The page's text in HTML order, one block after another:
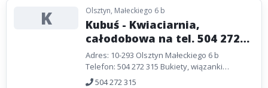
K Olsztyn, Małeckiego 6 b
Kubuś - Kwiaciarnia,
całodobowa na tel. 504 272
315
Adres: 10-293 Olsztyn Małeckiego 6 b
Telefon: 504 272 315 Bukiety, wiązanki
pogrzebowe i okolicznościowe.
504 272 315